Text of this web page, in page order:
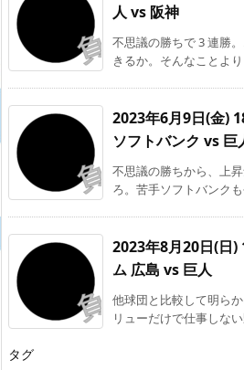
人 vs 阪神
不思議の勝ちで 3 連勝
きるか。そんなことよ
2023年6月9日(金)
ソフトバンク vs 巨
不思議の勝ちから、上
ろ。苦手ソフトバンク
2023年8月20日(日)
ム 広島 vs 巨人
他球団と比較して明ら
リューだけで仕事しな
タグ